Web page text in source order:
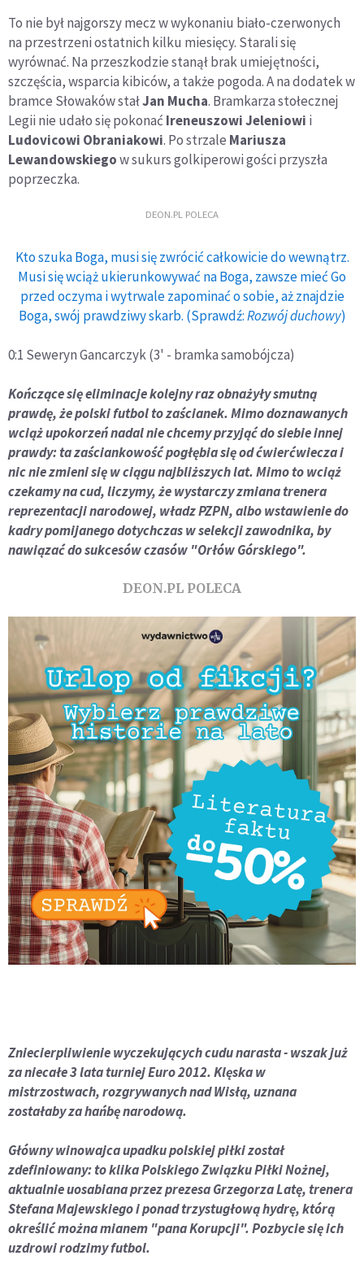
To nie był najgorszy mecz w wykonaniu biało-czerwonych
na przestrzeni ostatnich kilku miesięcy. Starali się
wyrównać. Na przeszkodzie stanął brak umiejętności,
szczęścia, wsparcia kibiców, a także pogoda. A na dodatek w
bramce Słowaków stałJan Mucha. Bramkarza stołecznej
Legii nie udało się pokonać Ireneuszowi Jeleniowi i
Ludovicowi Obraniakowi. Po strzale Mariusza
Lewandowskiegow sukurs golkiperowi gości przyszła
poprzeczka.
DEON.PL POLECA
Kto szuka Boga, musi się zwrócić całkowicie do wewnątrz.
Musi się wciąż ukierunkowywać na Boga, zawsze mieć Go
przed oczyma i wytrwale zapominać o sobie, aż znajdzie
Boga, swój prawdziwy skarb. (Sprawdź:Rozwój duchowy)
0:1 Seweryn Gancarczyk (3' - bramka samobójcza)
Kończące się eliminacje kolejny raz obnażyły smutną
prawdę, że polski futbol to zaścianek. Mimo doznawanych
wciąż upokorzeń nadal nie chcemy przyjąć do siebie innej
prawdy: ta zaściankowość pogłębia się od ćwierćwiecza i
nic nie zmieni się w ciągu najbliższych lat. Mimo to wciąż
czekamy na cud, liczymy, że wystarczy zmiana trenera
reprezentacji narodowej, władz PZPN, albo wstawienie do
kadry pomijanego dotychczas w selekcji zawodnika, by
nawiązać do sukcesów czasów "Orłów Górskiego".
DEON.PL POLECA
Zniecierpliwienie wyczekujących cudu narasta - wszak już
za niecałe 3 lata turniej Euro 2012. Klęska w
mistrzostwach, rozgrywanych nad Wisłą, uznana
zostałaby za hańbę narodową.
Główny winowajca upadku polskiej piłki został
zdefiniowany: to klika Polskiego Związku Piłki Nożnej,
aktualnie uosabiana przez prezesa Grzegorza Latę, trenera
Stefana Majewskiego i ponad trzystugłową hydrę, którą
określić można mianem "pana Korupcji". Pozbycie się ich
uzdrowi rodzimy futbol.